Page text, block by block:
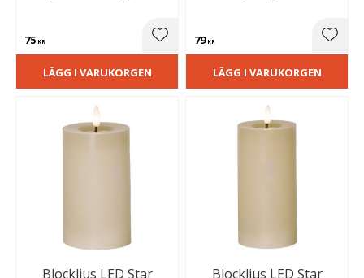
75 KR Lägg till i favoriter
LÄGG I VARUKORGEN
79KR
LÄGG I VARUKORGEN
Blockljus LED Star
Blockljus LED Star